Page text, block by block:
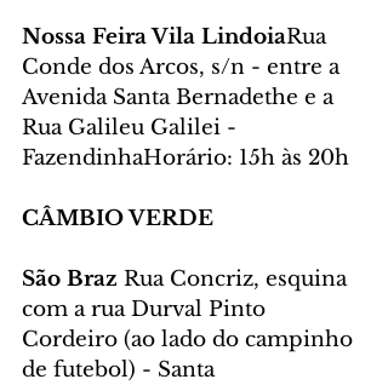
Nossa Feira Vila LindoiaRua
Conde dos Arcos, s/n - entre a
Avenida Santa Bernadethe e a
Rua Galileu Galilei -
FazendinhaHorário: 15h às 20h
CÂMBIO VERDE
São Braz Rua Concriz, esquina
com a rua Durval Pinto
Cordeiro (ao lado do campinho
de futebol) - Santa